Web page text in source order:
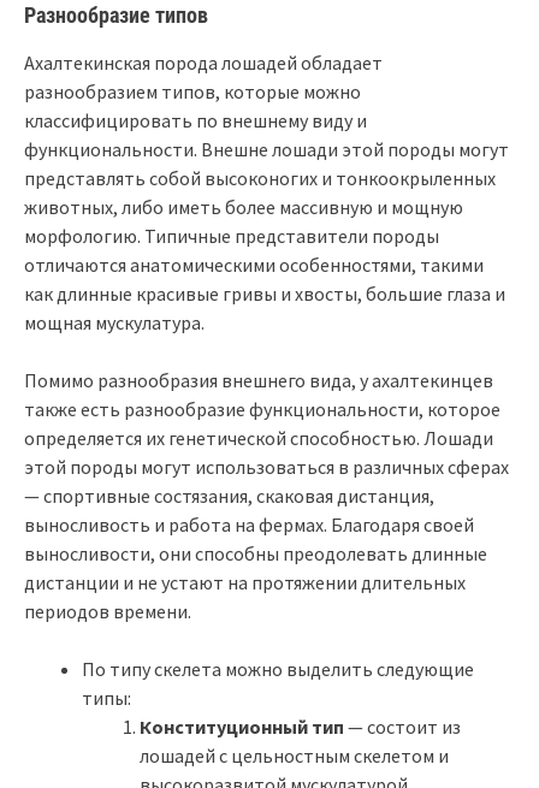
Разнообразие типов
Ахалтекинская порода лошадей обладает
разнообразием типов, которые можно
классифицировать по внешнему виду и
функциональности. Внешне лошади этой породы могут
представлять собой высоконогих и тонкоокрыленных
животных, либо иметь более массивную и мощную
морфологию. Типичные представители породы
отличаются анатомическими особенностями, такими
как длинные красивые гривы и хвосты, большие глаза и
мощная мускулатура.
Помимо разнообразия внешнего вида, у ахалтекинцев
также есть разнообразие функциональности, которое
определяется их генетической способностью. Лошади
этой породы могут использоваться в различных сферах
— спортивные состязания, скаковая дистанция,
выносливость и работа на фермах. Благодаря своей
выносливости, они способны преодолевать длинные
дистанции и не устают на протяжении длительных
периодов времени.
По типу скелета можно выделить следующие
типы:
Конституционный тип — состоит из
лошадей с цельностным скелетом и